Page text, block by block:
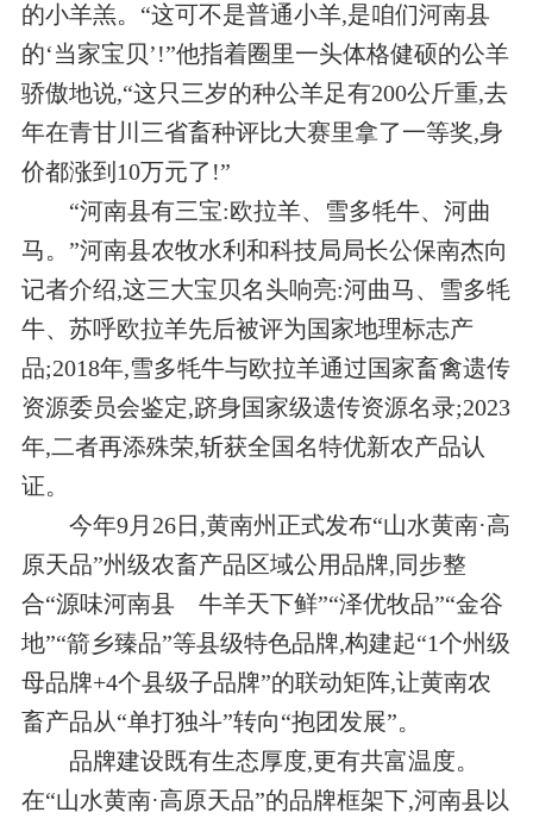
的小羊羔。“这可不是普通小羊,是咱们河南县
的‘当家宝贝’!”他指着圈里一头体格健硕的公羊
骄傲地说,“这只三岁的种公羊足有200公斤重,去
年在青甘川三省畜种评比大赛里拿了一等奖,身
价都涨到10万元了!”
“河南县有三宝:欧拉羊、雪多牦牛、河曲
马。”河南县农牧水利和科技局局长公保南杰向
记者介绍,这三大宝贝名头响亮:河曲马、雪多牦
牛、苏呼欧拉羊先后被评为国家地理标志产
品;2018年,雪多牦牛与欧拉羊通过国家畜禽遗传
资源委员会鉴定,跻身国家级遗传资源名录;2023
年,二者再添殊荣,斩获全国名特优新农产品认
证。
今年9月26日,黄南州正式发布“山水黄南·高
原天品”州级农畜产品区域公用品牌,同步整
合“源味河南县 牛羊天下鲜”“泽优牧品”“金谷
地”“箭乡臻品”等县级特色品牌,构建起“1个州级
母品牌+4个县级子品牌”的联动矩阵,让黄南农
畜产品从“单打独斗”转向“抱团发展”。
品牌建设既有生态厚度,更有共富温度。
在“山水黄南·高原天品”的品牌框架下,河南县以